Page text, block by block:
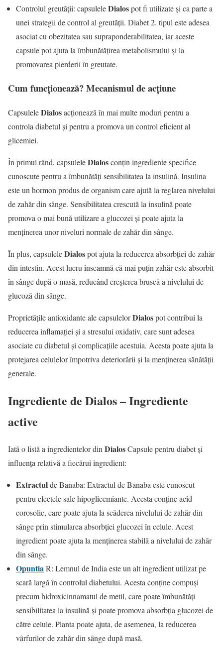
Controlul greutății: capsuleleDialospot fi utilizate și ca parte a
unei strategii de control al greutății. Diabet 2. tipul este adesea
asociat cu obezitatea sau supraponderabilitatea, iar aceste
capsule pot ajuta la îmbunătățirea metabolismului și la
promovarea pierderii în greutate.
Cum funcționează? Mecanismul de acțiune
CapsuleleDialosacționează în mai multe moduri pentru a
controla diabetul și pentru a promova un control eficient al
glicemiei.
În primul rând, capsuleleDialosconțin ingrediente specifice
cunoscute pentru a îmbunătăți sensibilitatea la insulină. Insulina
este un hormon produs de organism care ajută la reglarea nivelului
de zahăr din sânge. Sensibilitatea crescută la insulină poate
promova o mai bună utilizare a glucozei și poate ajuta la
menținerea unor niveluri normale de zahăr din sânge.
În plus, capsuleleDialospot ajuta la reducerea absorbției de zahăr
din intestin. Acest lucru înseamnă că mai puțin zahăr este absorbit
în sânge după o masă, reducând creșterea bruscă a nivelului de
glucoză din sânge.
Proprietățile antioxidante ale capsulelorDialospot contribui la
reducerea inflamației și a stresului oxidativ, care sunt adesea
asociate cu diabetul și complicațiile acestuia. Acesta poate ajuta la
protejarea celulelor împotriva deteriorării și la menținerea sănătății
generale.
Ingrediente de Dialos– Ingrediente
active
Iată o listă a ingredientelor din DialosCapsule pentru diabet și
influența relativă a fiecărui ingredient:
Extractulde Banaba: Extractul de Banaba este cunoscut
pentru efectele sale hipoglicemiante. Acesta conține acid
corosolic, care poate ajuta la scăderea nivelului de zahăr din
sânge prin stimularea absorbției glucozei în celule. Acest
ingredient poate ajuta la menținerea stabilă a nivelului de zahăr
din sânge.
OpuntiaR: Lemnul de India este un alt ingredient utilizat pe
scară largă în controlul diabetului. Acesta conține compuși
precum hidroxicinnamatul de metil, care poate îmbunătăți
sensibilitatea la insulină și poate promova absorbția glucozei de
către celule. Planta poate ajuta, de asemenea, la reducerea
vârfurilor de zahăr din sânge după masă.